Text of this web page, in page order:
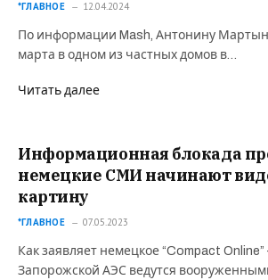
*ГЛАВНОЕ 12.04.2024
По информации Mash, Антонину
марта в одном из частных домов в…
Читать далее
Информационная блокада
немецкие СМИ начинают
картину
*ГЛАВНОЕ 07.05.2023
Как заявляет немецкое “Compact Online”
Запорожской АЭС ведутся